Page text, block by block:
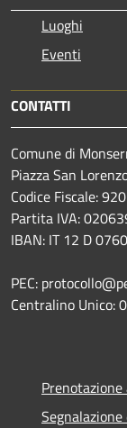
Luoghi
Eventi
CONTATTI
Comune di
Piazza San
Codice Fiscale:
Partita IVA:
IBAN: IT 12 D
PEC:
Centralino Unico: